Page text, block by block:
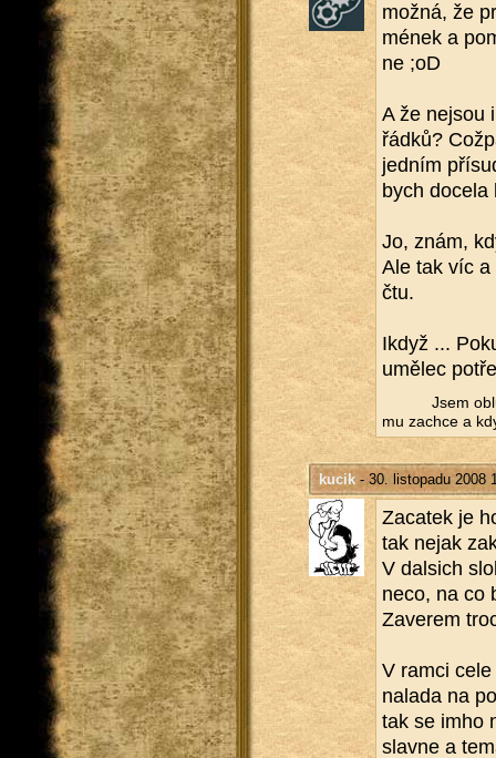
možná, že
mé­nek a
ne ;oD
A že nejsou
řádků?
jed­ním
bych do­ce­la
Jo, znám,
Ale tak víc
čtu.
Ikdyž ...
umě­lec
Jsem
mu za­chce a
kucik- 30. listopadu 2008
Za­ca­tek je
tak nejak
V dal­sich
neco, na co
Za­ve­rem
V ramci
na­la­da na
tak se imho
slav­ne a